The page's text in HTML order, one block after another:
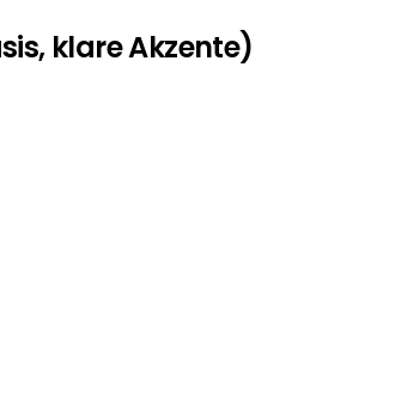
klare Akzente)